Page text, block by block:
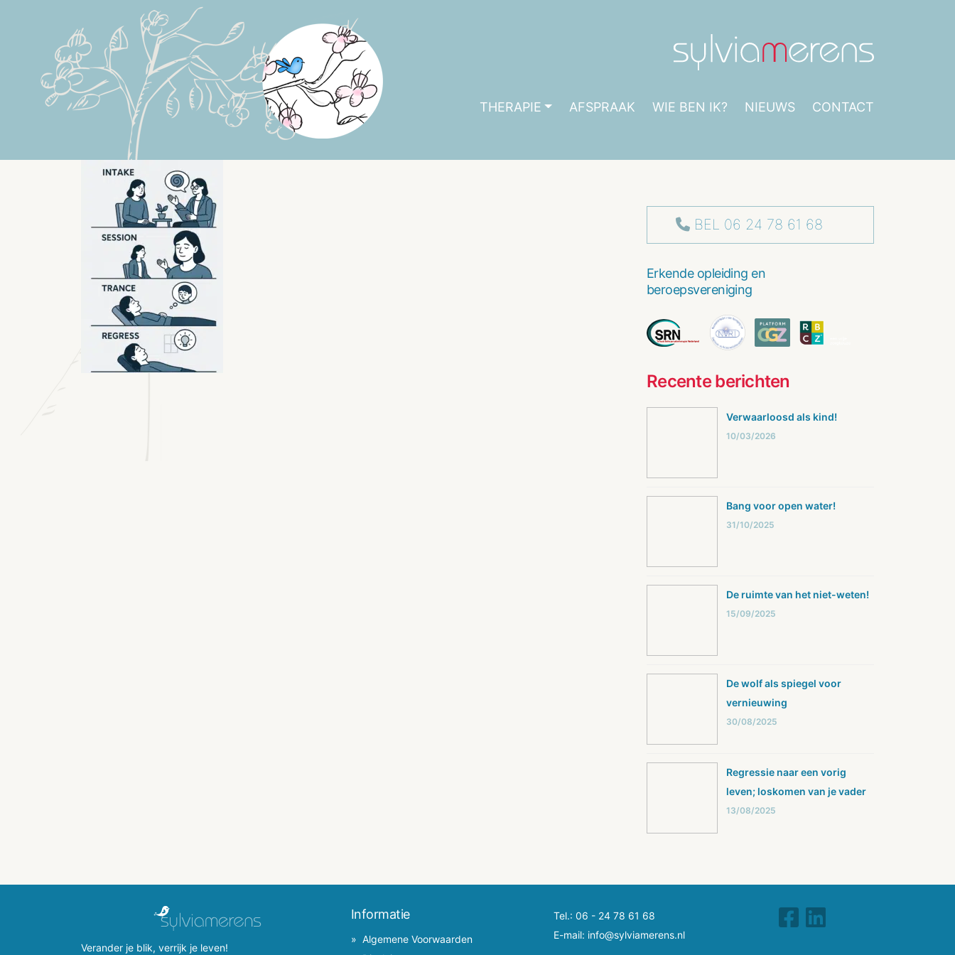
THERAPIE AFSPRAAK WIE BEN IK? NIEUWS CONTACT
BEL 06 24 78 61 68
Erkende opleiding en
beroepsvereniging
Recente berichten
Verwaarloosd als kind!
10/03/2026
Bang voor open water!
31/10/2025
De ruimte van het niet-weten!
15/09/2025
De wolf als spiegel voor
vernieuwing
30/08/2025
Regressie naar een vorig
leven; loskomen van je vader
13/08/2025
Verander je blik, verrijk je leven!
Informatie
Algemene Voorwaarden
Tel.: 06 - 24 78 61 68
E-mail: info@sylviamerens.nl